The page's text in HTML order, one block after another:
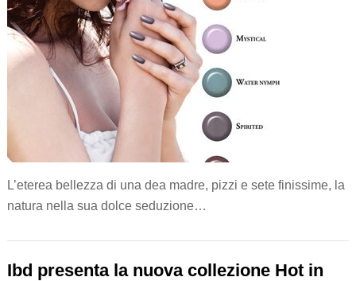
L’eterea bellezza di una dea madre, pizzi e sete finissime, la
natura nella sua dolce seduzione…
Ibd presenta la nuova collezione Hot in